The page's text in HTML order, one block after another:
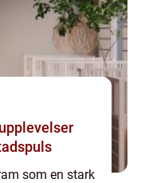
som en stark